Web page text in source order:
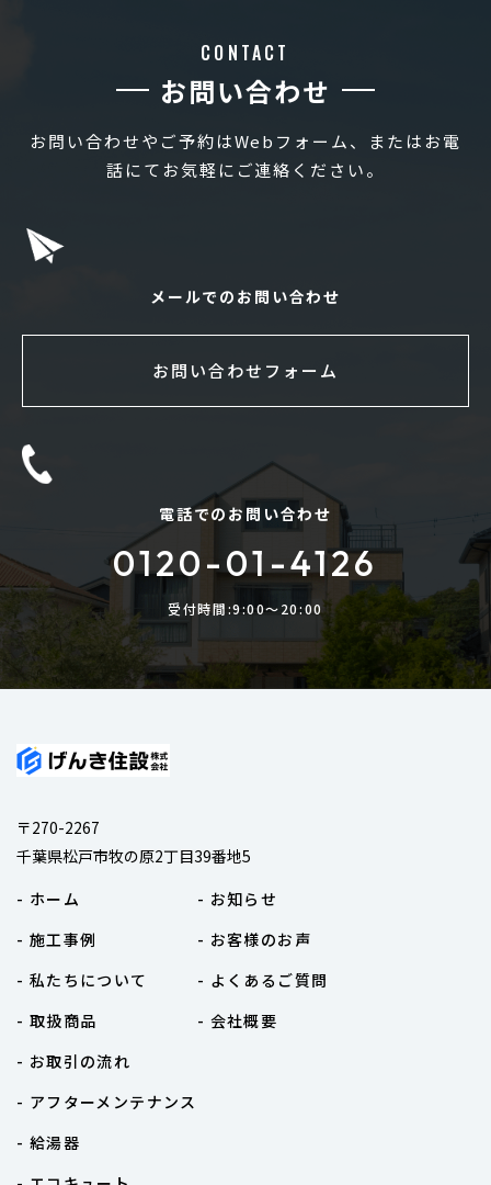
CONTACT
お問い合わせ
お問い合わせやご予約はWebフォーム、またはお電
話にてお気軽にご連絡ください。
メールでのお問い合わせ
お問い合わせフォーム
電話でのお問い合わせ
0120-01-4126
受付時間:9:00〜20:00
〒270-2267
千葉県松戸市牧の原2丁目39番地5
- ホーム
- 施工事例
- 私たちについて
- 取扱商品
- お取引の流れ
- アフターメンテナンス
- お知らせ
- お客様のお声
- よくあるご質問
- 会社概要
- 給湯器